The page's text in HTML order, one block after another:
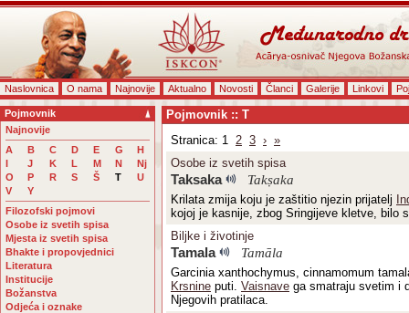
Naslovnica O nama Najnovije Aktualno Novosti Članci Galerije Linkovi
Pojmovnik
Najnovije
A
B C D E G
H
I
J K L M N
Nj
O
P R S Š T
U
V
Y
Filozofski pojmovi
Osobe iz svetih spisa
Mjesta iz svetih spisa
Bhakte i propovjednici
Literatura
Institucije
Božanstva
Odjeća i oznake
Pojmovnik :: T
Stranica: 1 2 3 › »
Osobe iz svetih spisa
Taksaka Takṣaka
Krilata zmija koju je zaštitio njezin prijatelj
kojoj je kasnije, zbog Sringijeve kletve, bilo
Biljke i životinje
Tamala Tamāla
Garcinia xanthochymus, cinnamomum
Krsnine puti. Vaisnave ga smatraju svetim i
Njegovih pratilaca.